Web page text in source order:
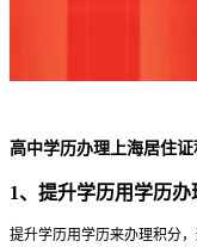
高中学历办理上海居住
1、提升学历用学历办
提升学历用学历来办理积分